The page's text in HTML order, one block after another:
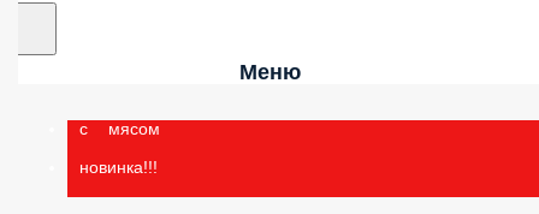
Меню
с мясом
новинка!!!